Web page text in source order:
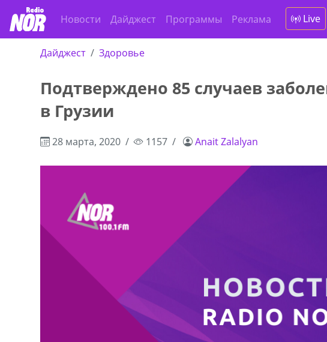
Новости Дайджест Программы Реклама Live
Дайджест Здоровье
Подтверждено 85 случаев
в Грузии
28 марта, 2020 1157 Anait Zalalyan